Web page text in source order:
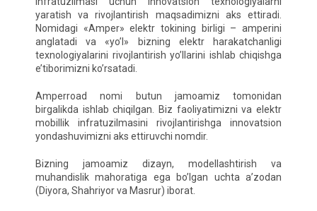
yaratish va rivojlantirish maqsadimizni aks ettiradi.
Nomidagi «Amper» elektr tokining birligi – amperini
anglatadi va «yo’l» bizning elektr harakatchanligi
texnologiyalarini rivojlantirish yo’llarini ishlab chiqishga
e’tiborimizni ko’rsatadi.
Amperroad nomi butun jamoamiz tomonidan
birgalikda ishlab chiqilgan. Biz faoliyatimizni va elektr
mobillik infratuzilmasini rivojlantirishga innovatsion
yondashuvimizni aks ettiruvchi nomdir.
Bizning jamoamiz dizayn, modellashtirish va
muhandislik mahoratiga ega bo’lgan uchta a’zodan
(Diyora, Shahriyor va Masrur) iborat.